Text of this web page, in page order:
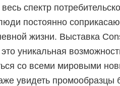
спектр
постоянно
жизни. Выставка
уникальная
со всеми мировыми
увидеть